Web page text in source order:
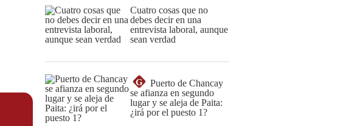
Cuatro cosas que no
debes decir en una
entrevista laboral, aunque
sean verdad
G
Puerto de Chancay
se afianza en segundo
lugar y se aleja de Paita:
¿irá por el puesto 1?